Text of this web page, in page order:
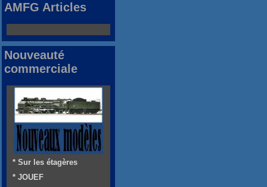
AMFG Articles
Nouveauté
commerciale
* Sur les étagères
* JOUEF